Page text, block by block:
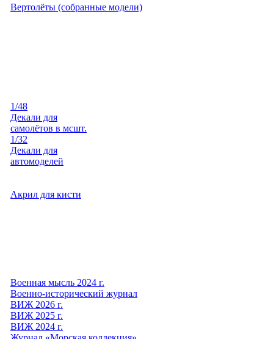
Вертолёты (собранные модели)
1/48
Декали для
самолётов в мсшт.
1/32
Декали для
автомоделей
Акрил для кисти
Военная мысль 2024 г.
Военно-исторический журнал
ВИЖ 2026 г.
ВИЖ 2025 г.
ВИЖ 2024 г.